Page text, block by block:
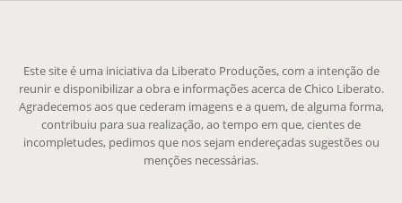
Este site é uma iniciativa da Liberato Produções, com a intenção de
reunir e disponibilizar a obra e informações acerca de Chico Liberato.
Agradecemos aos que cederam imagens e a quem, de alguma forma,
contribuiu para sua realização, ao tempo em que, cientes de
incompletudes, pedimos que nos sejam endereçadas sugestões ou
menções necessárias.